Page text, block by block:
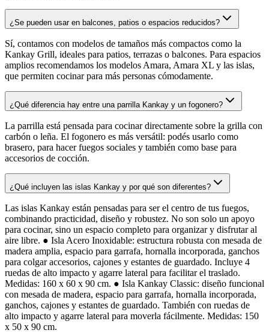
¿Se pueden usar en balcones, patios o espacios reducidos?
Sí, contamos con modelos de tamaños más compactos como la
Kankay Grill, ideales para patios, terrazas o balcones. Para espacios
amplios recomendamos los modelos Amara, Amara XL y las islas,
que permiten cocinar para más personas cómodamente.
¿Qué diferencia hay entre una parrilla Kankay y un fogonero?
La parrilla está pensada para cocinar directamente sobre la grilla con
carbón o leña. El fogonero es más versátil: podés usarlo como
brasero, para hacer fuegos sociales y también como base para
accesorios de cocción.
¿Qué incluyen las islas Kankay y por qué son diferentes?
Las islas Kankay están pensadas para ser el centro de tus fuegos,
combinando practicidad, diseño y robustez. No son solo un apoyo
para cocinar, sino un espacio completo para organizar y disfrutar al
aire libre. ● Isla Acero Inoxidable: estructura robusta con mesada de
madera amplia, espacio para garrafa, hornalla incorporada, ganchos
para colgar accesorios, cajones y estantes de guardado. Incluye 4
ruedas de alto impacto y agarre lateral para facilitar el traslado.
Medidas: 160 x 60 x 90 cm. ● Isla Kankay Classic: diseño funcional
con mesada de madera, espacio para garrafa, hornalla incorporada,
ganchos, cajones y estantes de guardado. También con ruedas de
alto impacto y agarre lateral para moverla fácilmente. Medidas: 150
x 50 x 90 cm.